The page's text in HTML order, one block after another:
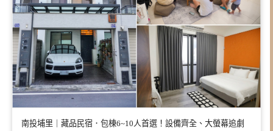
南投埔里｜藏品民宿．包棟6~10人首選！設備齊全、大螢幕追劇